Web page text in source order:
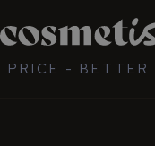
PRICE - BETTER